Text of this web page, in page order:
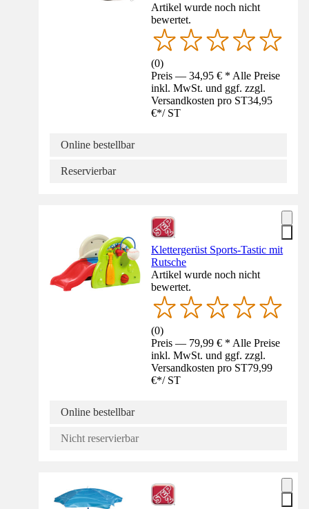
Artikel wurde noch nicht
bewertet.
(0)
Preis — 34,95 € * Alle Preise
inkl. MwSt. und ggf. zzgl.
Versandkosten pro ST34,95
€*/ ST
Online bestellbar
Reservierbar
Klettergerüst Sports-Tastic mit
Rutsche
Artikel wurde noch nicht
bewertet.
(0)
Preis — 79,99 € * Alle Preise
inkl. MwSt. und ggf. zzgl.
Versandkosten pro ST79,99
€*/ ST
Online bestellbar
Nicht reservierbar